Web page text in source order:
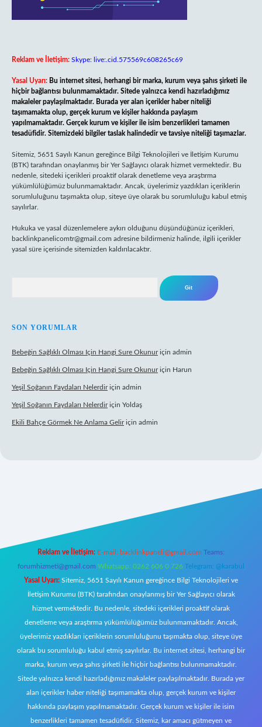
Reklam ve İletişim: Skype: live:.cid.575569c608265c69
Yasal Uyarı: Bu internet sitesi, herhangi bir marka, kurum veya şahıs şirketi ile
hiçbir bağlantısı bulunmamaktadır. Sitede yalnızca kendi hazırladığımız
makaleler paylaşılmaktadır. Burada yer alan içerikler haber niteliği
taşımamakta olup, gerçek kurum ve kişiler hakkında paylaşım
yapılmamaktadır. Gerçek kurum ve kişiler ile isim benzerlikleri tamamen
tesadüfidir. Sitemizdeki bilgiler taslak halindedir ve tavsiye niteliği taşımazlar.
Sitemiz, 5651 Sayılı Kanun gereğince Bilgi Teknolojileri ve İletişim Kurumu
(BTK) tarafından onaylanmış bir Yer Sağlayıcı olarak hizmet vermektedir. Bu
nedenle, sitedeki içerikleri proaktif olarak denetleme veya araştırma
yükümlülüğümüz bulunmamaktadır. Ancak, üyelerimiz yazdıkları içeriklerin
sorumluluğunu taşımakta olup, siteye üye olarak bu sorumluluğu kabul etmiş
sayılırlar.
Hukuka ve yasal düzenlemelere aykırı olduğunu düşündüğünüz içerikleri,
backlinkpanelicomtr@gmail.com adresine bildirmeniz halinde, ilgili içerikler
yasal süre içerisinde sitemizden kaldırılacaktır.
SON YORUMLAR
Bebeğin Sağlıklı Olması Için Hangi Sure Okunuriçin admin
Bebeğin Sağlıklı Olması Için Hangi Sure Okunuriçin Harun
Yeşil Soğanın Faydaları Nelerdiriçin admin
Yeşil Soğanın Faydaları Nelerdiriçin Yoldaş
Ekili Bahçe Görmek Ne Anlama Geliriçin admin
Reklam ve İletişim: E-mail: backlinkpaneli@gmail.com Teams:
forumhizmeti@gmail.com Whatsapp: 0262 606 0 726 Telegram: @karabul
Yasal Uyarı: Sitemiz, 5651 Sayılı Kanun gereğince Bilgi Teknolojileri ve
İletişim Kurumu (BTK) tarafından onaylanmış bir Yer Sağlayıcı olarak
hizmet vermektedir. Bu nedenle, sitedeki içerikleri proaktif olarak
denetleme veya araştırma yükümlülüğümüz bulunmamaktadır. Ancak,
üyelerimiz yazdıkları içeriklerin sorumluluğunu taşımakta olup, siteye üye
olarak bu sorumluluğu kabul etmiş sayılırlar. Bu internet sitesi, herhangi bir
marka, kurum veya şahıs şirketi ile hiçbir bağlantısı bulunmamaktadır.
Sitede yalnızca kendi hazırladığımız makaleler paylaşılmaktadır. Burada yer
alan içerikler haber niteliği taşımamakta olup, gerçek kurum ve kişiler
hakkında paylaşım yapılmamaktadır. Gerçek kurum ve kişiler ile isim
benzerlikleri tamamen tesadüfidir. Sitemiz, kar amacı gütmeyen ve